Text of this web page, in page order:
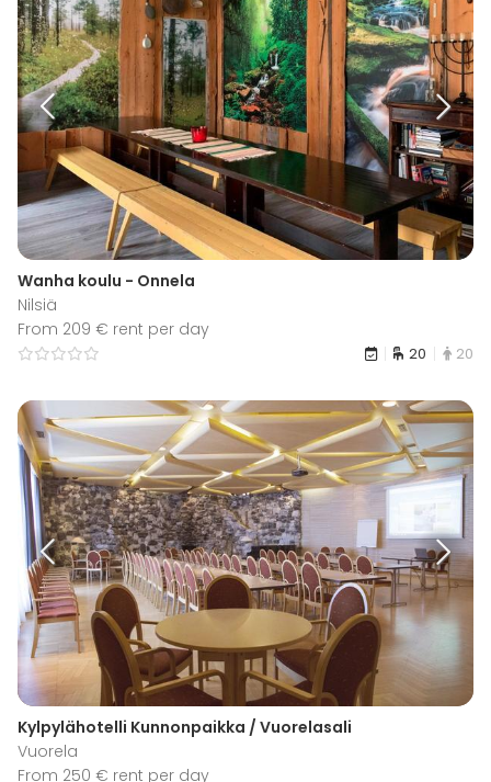
Wanha koulu - Onnela
Nilsiä
From 209 € rent per day
20 20
Kylpylähotelli Kunnonpaikka / Vuorelasali
Vuorela
From 250 € rent per day